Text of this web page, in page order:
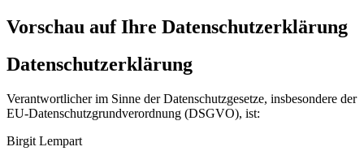
Vorschau auf Ihre Datenschutzerklärung
Datenschutzerklärung
Verantwortlicher im Sinne der Datenschutzgesetze, insbesondere der
EU-Datenschutzgrundverordnung (DSGVO), ist:
Birgit Lempart